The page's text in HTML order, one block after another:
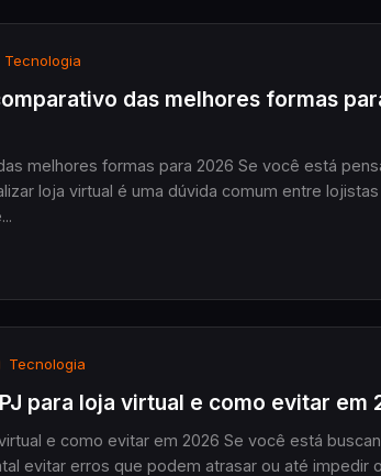
Tecnologia
das melhores formas
melhores formas para 2026 Se você está
loja virtual é uma dúvida comum entre
Tecnologia
para loja virtual e como evitar em
e como evitar em 2026 Se você está
evitar erros que podem atrasar ou até impedir o